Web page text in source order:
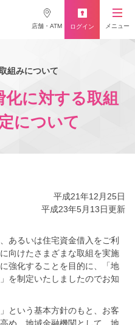
店舗・ATM ログイン メニュー
組みについて
化に対する取組
について
平成21年12月25日
平成23年5月13日更新
あるいは住宅資金借入をご利
向けたさまざまな取組を実施
強化することを目的に、「地
を制定いたしましたのでお知
という基本方針のもと、お客